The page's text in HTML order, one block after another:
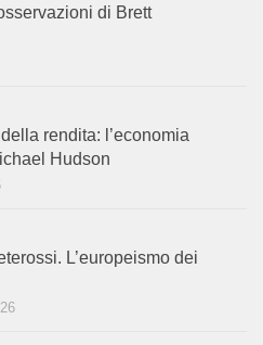
di Brett
della rendita: l’economia
Hudson
L’europeismo dei